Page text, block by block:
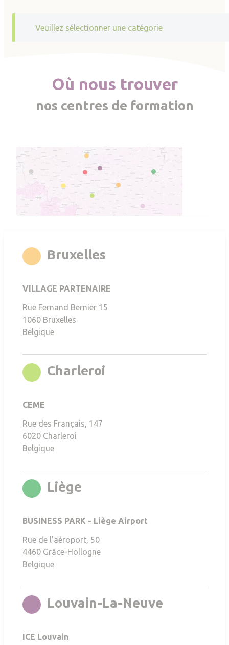
Veuillez sélectionner une catégorie
Où nous trouver
nos centres de formation
Bruxelles
VILLAGE PARTENAIRE
Rue Fernand Bernier 15
1060 Bruxelles
Belgique
Charleroi
CEME
Rue des Français, 147
6020 Charleroi
Belgique
Liège
BUSINESS PARK - Liège Airport
Rue de l'aéroport, 50
4460 Grâce-Hollogne
Belgique
Louvain-La-Neuve
ICE Louvain